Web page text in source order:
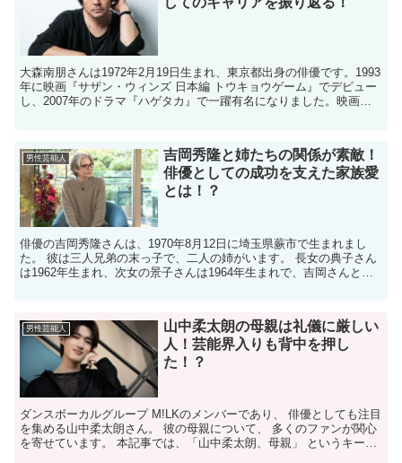
大森南朋さんは1972年2月19日生まれ、東京都出身の俳優です。1993
年に映画『サザン・ウィンズ 日本編 トウキョウゲーム』でデビュー
し、2007年のドラマ『ハゲタカ』で一躍有名になりました。映画や
男性芸能人
吉岡秀隆と姉たちの関係が素敵！
俳優としての成功を支えた家族愛
とは！？
俳優の吉岡秀隆さんは、1970年8月12日に埼玉県蕨市で生まれまし
た。 彼は三人兄弟の末っ子で、二人の姉がいます。 長女の典子さん
は1962年生まれ、次女の景子さんは1964年生まれで、吉岡さんとは
男性芸能人
山中柔太朗の母親は礼儀に厳しい
人！芸能界入りも背中を押し
た！？
​ダンスボーカルグループ M!LKのメンバーであり、 俳優としても注目
を集める山中柔太朗さん。 ​彼の母親について、 多くのファンが関心
を寄せています。 本記事では、「山中柔太朗、母親」 というキーワ